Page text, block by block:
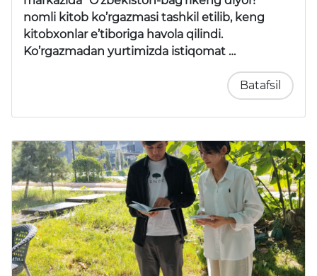
nomli kitob ko’rgazmasi tashkil etilib, keng
kitobxonlar e’tiboriga havola qilindi.
Ko’rgazmadan yurtimizda istiqomat …
Batafsil